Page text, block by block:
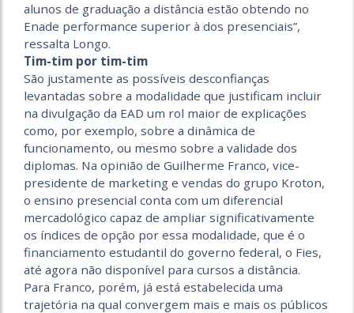
alunos de graduação a distância estão obtendo no
Enade performance superior à dos presenciais”,
ressalta Longo.
Tim-tim por tim-tim
São justamente as possíveis desconfianças
levantadas sobre a modalidade que justificam incluir
na divulgação da EAD um rol maior de explicações
como, por exemplo, sobre a dinâmica de
funcionamento, ou mesmo sobre a validade dos
diplomas. Na opinião de Guilherme Franco, vice-
presidente de marketing e vendas do grupo Kroton,
o ensino presencial conta com um diferencial
mercadológico capaz de ampliar significativamente
os índices de opção por essa modalidade, que é o
financiamento estudantil do governo federal, o Fies,
até agora não disponível para cursos a distância.
Para Franco, porém, já está estabelecida uma
trajetória na qual convergem mais e mais os públicos